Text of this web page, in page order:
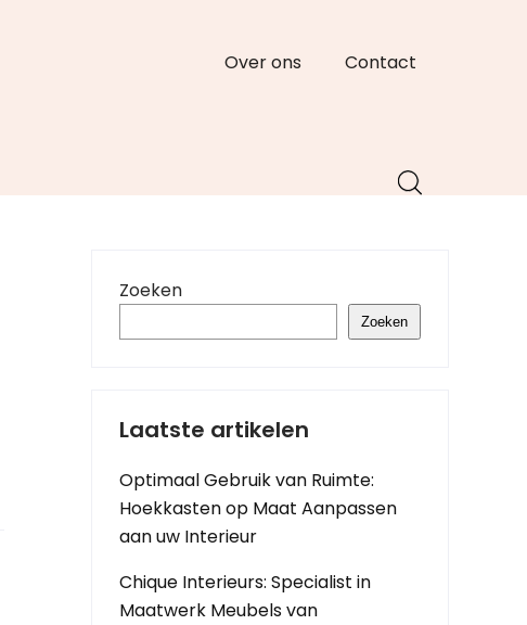
Over ons Contact
Zoeken
Zoeken
Laatste artikelen
Optimaal Gebruik van Ruimte:
Hoekkasten op Maat Aanpassen
aan uw Interieur
Chique Interieurs: Specialist in
Maatwerk Meubels van